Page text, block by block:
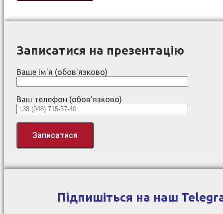
Записатися на презентацію
Ваше ім'я (обов'язково)
Ваш телефон (обов'язково)
Підпишіться на наш